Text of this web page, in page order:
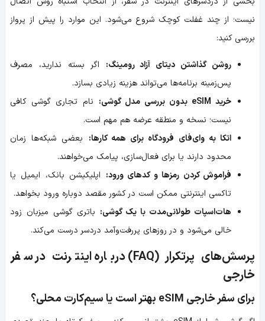
نیست؛ از چند غفلت کوچک شروع می‌شود. این موارد را پیش از پرواز
بررسی کنید:
روشن گذاشتن دیتای آزاد رومینگ: اگر بسته ندارید، مصرف
پس‌زمینه برنامه‌ها می‌تواند هزینه زیادی بسازد.
خرید eSIM بدون بررسی مدل گوشی:
نام تجاری گوشی کافی
نیست؛ نسخه و منطقه عرضه هم مهم است.
اتکا به وای‌فای فرودگاه برای همه کارها: بعضی شبکه‌ها زمان
محدود دارند یا برای فعال‌سازی، پیامک می‌خواهند.
فراموش کردن رمزها و کدهای ورود: اپلیکیشن بانک، ایمیل یا
تاکسی اینترنتی ممکن است در کشور مقصد دوباره ورود بخواهد.
هات‌اسپات طولانی‌مدت با یک گوشی: باتری گوشی میزبان زود
خالی می‌شود و در روزهای پررفت‌وآمد دردسر درست می‌کند.
پرسش‌های پرتکرار (FAQ) درباره اینترنت در سفر
خارجی
برای سفر خارجی eSIM بهتر است یا سیم‌کارت محلی؟